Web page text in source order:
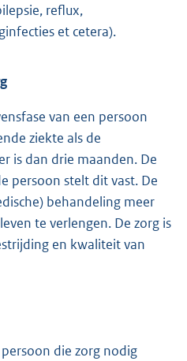
reflux,
et cetera).
van een persoon
ziekte als de
is dan drie maanden. De
persoon stelt dit vast. De
behandeling meer
te verlengen. De zorg is
en kwaliteit van
die zorg nodig